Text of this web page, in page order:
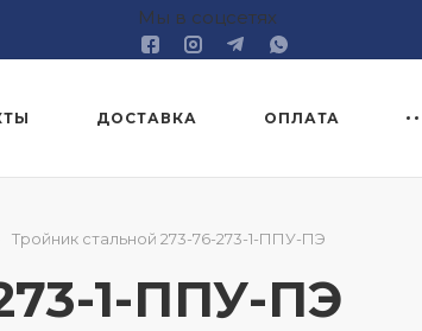
Мы в соцсетях
ДОСТАВКА ОПЛАТА
Тройник стальной 273-76-273-1-ППУ-ПЭ
1-ППУ-ПЭ